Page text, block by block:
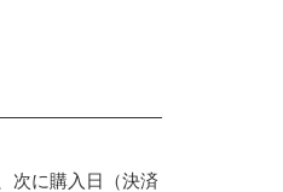
次に購入日（決済